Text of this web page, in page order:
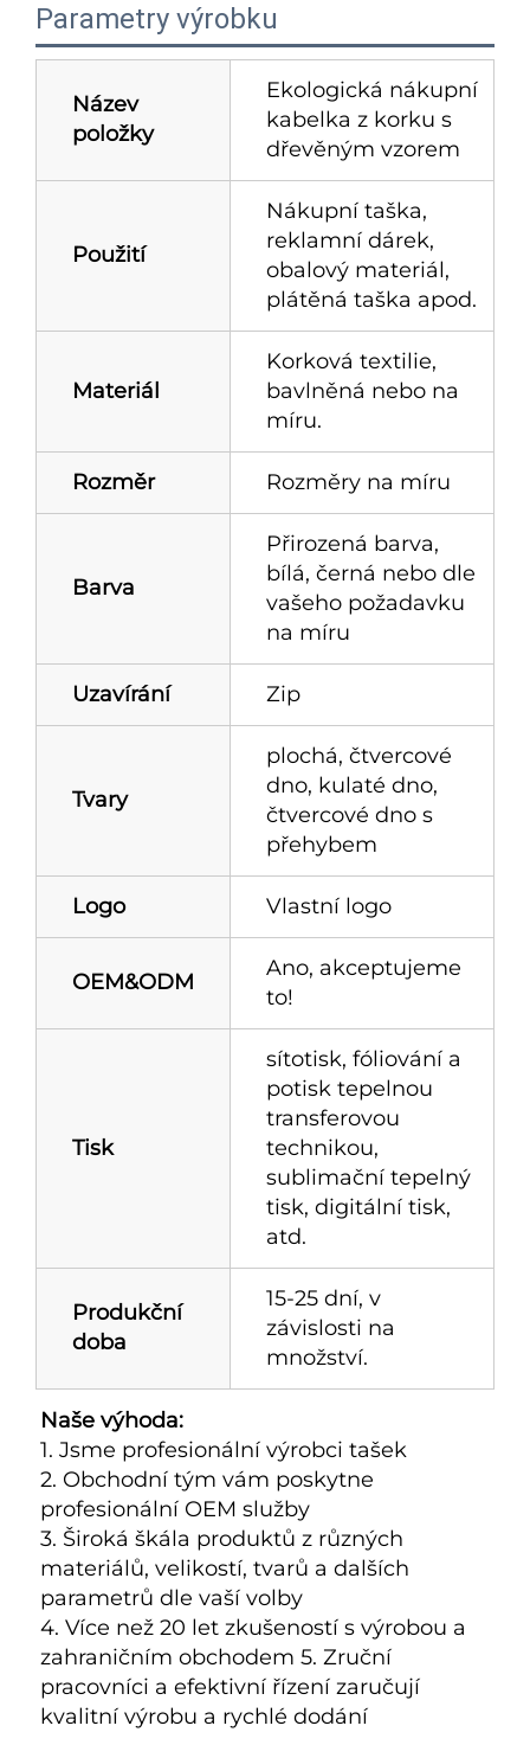
Parametry výrobku
Název
položky
Ekologická nákupní
kabelka z korku s
dřevěným vzorem
Použití
Nákupní taška,
reklamní dárek,
obalový materiál,
plátěná taška apod.
Materiál
Korková textilie,
bavlněná nebo na
míru.
Rozměr Rozměry na míru
Barva
Přirozená barva,
bílá, černá nebo dle
vašeho požadavku
na míru
Uzavírání Zip
Tvary
plochá, čtvercové
dno, kulaté dno,
čtvercové dno s
přehybem
Logo Vlastní logo
OEM&ODM
Ano, akceptujeme
to!
Tisk
sítotisk, fóliování a
potisk tepelnou
transferovou
technikou,
sublimační tepelný
tisk, digitální tisk,
atd.
Produkční
doba
15-25 dní, v
závislosti na
množství.
Naše výhoda:
1. Jsme profesionální výrobci tašek
2. Obchodní tým vám poskytne
profesionální OEM služby
3. Široká škála produktů z různých
materiálů, velikostí, tvarů a dalších
parametrů dle vaší volby
4. Více než 20 let zkušeností s výrobou a
zahraničním obchodem 5. Zruční
pracovníci a efektivní řízení zaručují
kvalitní výrobu a rychlé dodání